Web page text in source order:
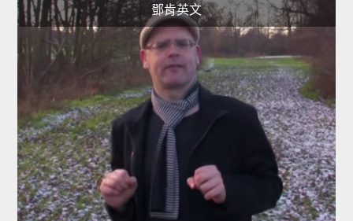
鄧肯英文